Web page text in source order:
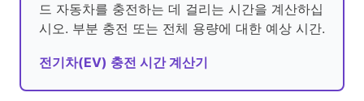
드 자동차를 충전하는 데 걸리는 시간을 계산하십
시오. 부분 충전 또는 전체 용량에 대한 예상 시간.
전기차(EV) 충전 시간 계산기